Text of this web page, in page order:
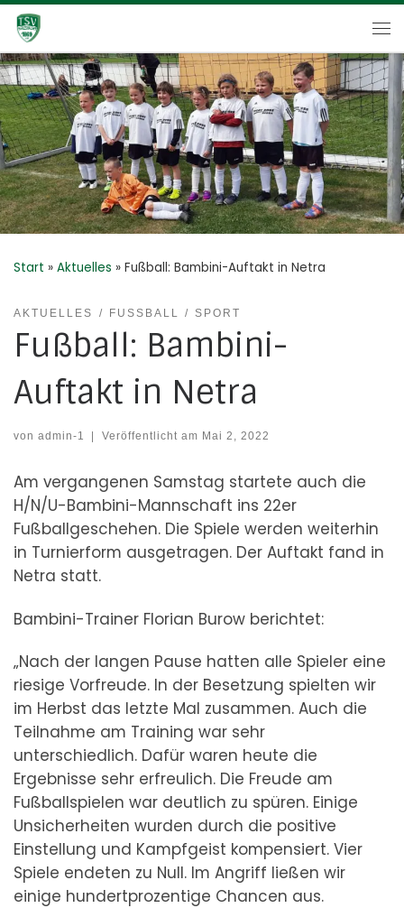
Zum Inhalt springen
Start » Aktuelles » Fußball: Bambini-Auftakt in Netra
AKTUELLES FUSSBALL SPORT
Fußball: Bambini-
Auftakt in Netra
von admin-1 Veröffentlicht am Mai 2, 2022
Am vergangenen Samstag startete auch die
H/N/U-Bambini-Mannschaft ins 22er
Fußballgeschehen. Die Spiele werden weiterhin
in Turnierform ausgetragen. Der Auftakt fand in
Netra statt.
Bambini-Trainer Florian Burow berichtet:
„Nach der langen Pause hatten alle Spieler eine
riesige Vorfreude. In der Besetzung spielten wir
im Herbst das letzte Mal zusammen. Auch die
Teilnahme am Training war sehr
unterschiedlich. Dafür waren heute die
Ergebnisse sehr erfreulich. Die Freude am
Fußballspielen war deutlich zu spüren. Einige
Unsicherheiten wurden durch die positive
Einstellung und Kampfgeist kompensiert. Vier
Spiele endeten zu Null. Im Angriff ließen wir
einige hundertprozentige Chancen aus.